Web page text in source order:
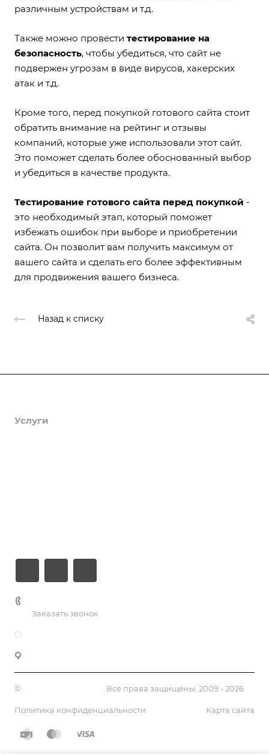
различным устройствам и т.д.
Также можно провести тестирование на
безопасность, чтобы убедиться, что сайт не
подвержен угрозам в виде вирусов, хакерских
атак и т.д.
Кроме того, перед покупкой готового сайта стоит
обратить внимание на рейтинг и отзывы
компаний, которые уже использовали этот сайт.
Это поможет сделать более обоснованный выбор
и убедиться в качестве продукта.
Тестирование готового сайта перед покупкой -
это необходимый этап, который поможет
избежать ошибок при выборе и приобретении
сайта. Он позволит вам получить максимум от
вашего сайта и сделать его более эффективным
для продвижения вашего бизнеса.
Назад к списку
Услуги
Заказать звонок
© . Все права защищены. 2009 - 2026
Политика конфиденциальности Карта сайта